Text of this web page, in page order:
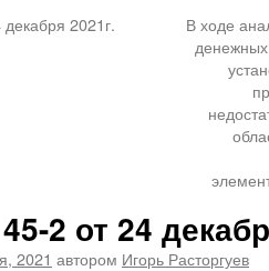
2021г.
В ходе
денежных
2 от 24
2021 автором Игорь Расторгуев